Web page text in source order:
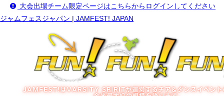
大会出場チーム限定ページはこちらからログインしてください
ジャムフェスジャパン | JAMFEST! JAPAN